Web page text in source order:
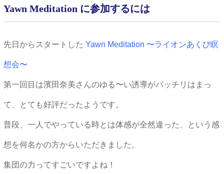
Yawn Meditation に参加するには
先日からスタートした Yawn Meditation 〜ライオンあくび瞑
想会〜
第一回目は濱田奈美さんのゆる〜い誘導がバッチリはまっ
て、とても好評だったようです。
普段、一人でやっている時とは体感が全然違った、という感
想を何名かの方からいただきました。
集団の力ってすごいですよね！